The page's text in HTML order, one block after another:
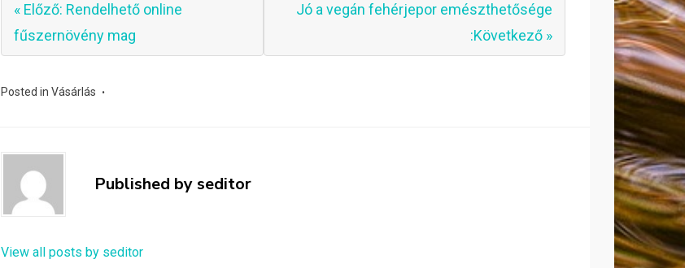
« Előző: Rendelhető online
fűszernövény mag
Jó a vegán fehérjepor emészthetősége
:Következő »
Posted inVásárlás
Published byseditor
View all posts by seditor